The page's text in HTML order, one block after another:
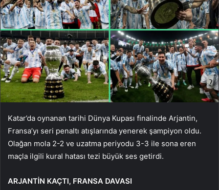
Katar’da oynanan tarihi Dünya Kupası finalinde Arjantin,
Fransa’yı seri penaltı atışlarında yenerek şampiyon oldu.
Olağan mola 2-2 ve uzatma periyodu 3-3 ile sona eren
maçla ilgili kural hatası tezi büyük ses getirdi.
ARJANTİN KAÇTI, FRANSA DAVASI